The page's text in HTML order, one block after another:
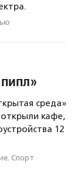
среда»
кафе,
12
Спорт